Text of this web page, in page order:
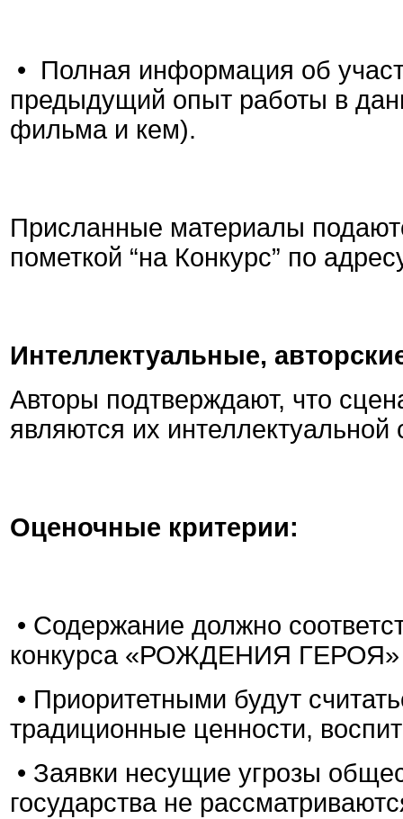
• Полная информация об
предыдущий опыт работы в
фильма и кем).
Присланные материалы
пометкой “на Конкурс” по
Интеллектуальные,
Авторы подтверждают, что
являются их
Оценочные критерии:
• Содержание должно
конкурса «РОЖДЕНИЯ ГЕРОЯ»
• Приоритетными будут
традиционные ценности,
• Заявки несущие угрозы
государства не